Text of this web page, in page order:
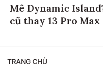
Mê Dynamic
cũ thay 13 Pro Max
TRANG CHỦ